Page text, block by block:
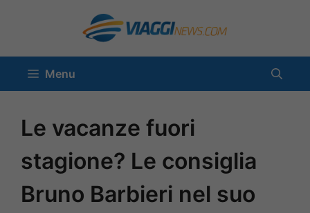
contenuto
Menu
Le vacanze fuori
stagione? Le consiglia
Bruno Barbieri nel suo